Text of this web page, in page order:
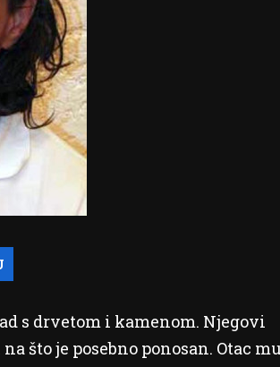
s drvetom i kamenom. Njegovi
što je posebno ponosan. Otac